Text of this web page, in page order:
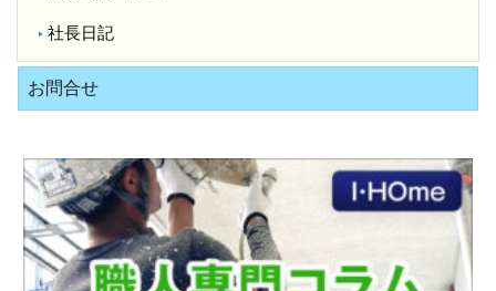
社長日記
お問合せ